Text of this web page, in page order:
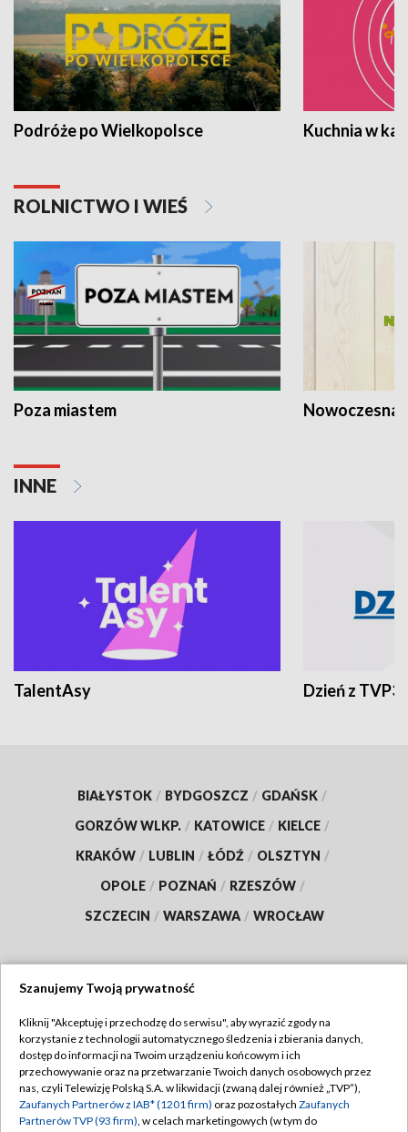
Podróże po Wielkopolsce Kuchnia w
ROLNICTWO I WIEŚ
Poza miastem Nowoczesna
INNE
TalentAsy Dzień z TVP3
BIAŁYSTOK / BYDGOSZCZ / GDAŃSK /
GORZÓW WLKP. / KATOWICE / KIELCE /
KRAKÓW / LUBLIN / ŁÓDŹ / OLSZTYN /
OPOLE / POZNAŃ / RZESZÓW /
SZCZECIN / WARSZAWA / WROCŁAW
TVP
Abonament TVP
Emisja w TVP
Regulamin TVP
Polityka prywatności
Szanujemy Twoją prywatność
Kliknij "Akceptuję i przechodzę do serwisu", aby wyrazić zgody na
korzystanie z technologii automatycznego śledzenia i zbierania danych,
dostęp do informacji na Twoim urządzeniu końcowym i ich
przechowywanie oraz na przetwarzanie Twoich danych osobowych przez
nas, czyli Telewizję Polską S.A. w likwidacji (zwaną dalej również „TVP”),
Zaufanych Partnerów z IAB* (1201 firm) oraz pozostałych Zaufanych
Partnerów TVP (93 firm), w celach marketingowych (w tym do